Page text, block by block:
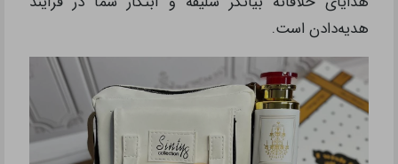
هدیه‌دادن است.